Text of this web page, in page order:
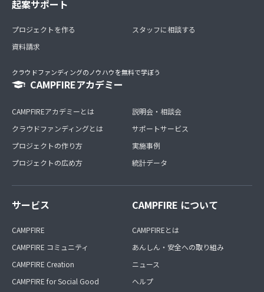
起案サポート
プロジェクトを作る
資料請求
スタッフに相談する
クラウドファンディングのノウハウを無料で学ぼう
CAMPFIREアカデミー
CAMPFIREアカデミーとは
クラウドファンディングとは
プロジェクトの作り方
プロジェクトの広め方
説明会・相談会
サポートサービス
実施事例
統計データ
サービス
CAMPFIRE
CAMPFIRE コミュニティ
CAMPFIRE Creation
CAMPFIRE for Social Good
CAMPFIRE について
CAMPFIREとは
あんしん・安全への取り組み
ニュース
ヘルプ